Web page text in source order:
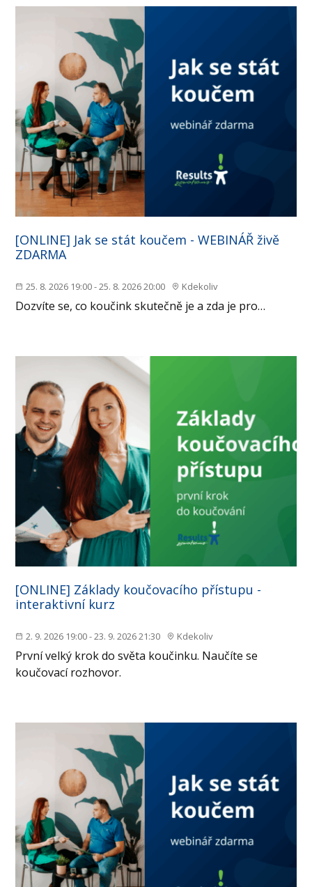
[ONLINE] Jak se stát koučem - WEBINÁŘ živě
ZDARMA
25. 8. 2026 19:00 - 25. 8. 2026 20:00 Kdekoliv
Dozvíte se, co koučink skutečně je a zda je pro…
[ONLINE] Základy koučovacího přístupu -
interaktivní kurz
2. 9. 2026 19:00 - 23. 9. 2026 21:30 Kdekoliv
První velký krok do světa koučinku. Naučíte se
koučovací rozhovor.